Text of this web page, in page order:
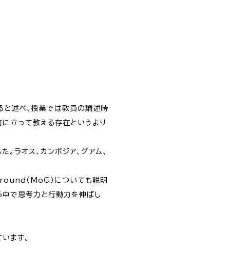
と述べ、授業では教員の講述時
立って教える存在というより
オス、カンボジア、グアム、
（MoG）についても説明
中で思考力と行動力を伸ばし
ます。